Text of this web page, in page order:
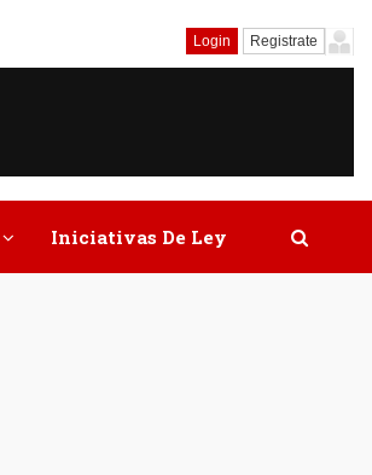
Login Registrate
Iniciativas De Ley